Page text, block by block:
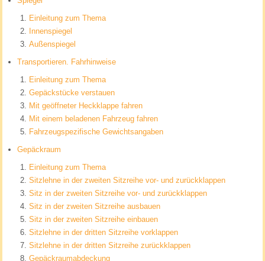
Einleitung zum Thema
Innenspiegel
Außenspiegel
Transportieren. Fahrhinweise
Einleitung zum Thema
Gepäckstücke verstauen
Mit geöffneter Heckklappe fahren
Mit einem beladenen Fahrzeug fahren
Fahrzeugspezifische Gewichtsangaben
Gepäckraum
Einleitung zum Thema
Sitzlehne in der zweiten Sitzreihe vor- und zurückklappen
Sitz in der zweiten Sitzreihe vor- und zurückklappen
Sitz in der zweiten Sitzreihe ausbauen
Sitz in der zweiten Sitzreihe einbauen
Sitzlehne in der dritten Sitzreihe vorklappen
Sitzlehne in der dritten Sitzreihe zurückklappen
Gepäckraumabdeckung